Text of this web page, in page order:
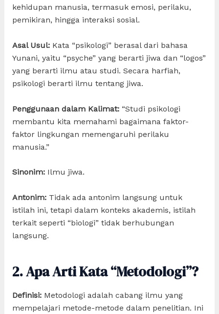
kehidupan manusia, termasuk emosi, perilaku,
pemikiran, hingga interaksi sosial.
Asal Usul:Kata “psikologi” berasal dari bahasa
Yunani, yaitu “psyche” yang berarti jiwa dan “logos”
yang berarti ilmu atau studi. Secara harfiah,
psikologi berarti ilmu tentang jiwa.
Penggunaan dalam Kalimat:“Studi psikologi
membantu kita memahami bagaimana faktor-
faktor lingkungan memengaruhi perilaku
manusia.”
Sinonim:Ilmu jiwa.
Antonim:Tidak ada antonim langsung untuk
istilah ini, tetapi dalam konteks akademis, istilah
terkait seperti “biologi” tidak berhubungan
langsung.
2. Apa Arti Kata “Metodologi”?
Definisi:Metodologi adalah cabang ilmu yang
mempelajari metode-metode dalam penelitian. Ini